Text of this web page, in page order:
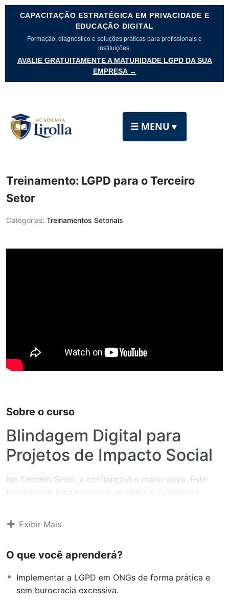
CAPACITAÇÃO ESTRATÉGICA EM PRIVACIDADE E
EDUCAÇÃO DIGITAL
Formação, diagnóstico e soluções práticas para profissionais e
instituições.
AVALIE GRATUITAMENTE A MATURIDADE LGPD DA SUA
EMPRESA →
☰ MENU ▼
Treinamento: LGPD para o Terceiro
Setor
Categorias: Treinamentos Setoriais
Sobre o curso
Blindagem Digital para
Projetos de Impacto Social
No Terceiro Setor, a confiança é o maior ativo. Este
treinamento foca em como as ONGs e Fundações
aprenderão:
Gestão de Doadores: Como coletar e armazenar
dados para captação de recursos com segurança.
Exibir Mais
O que você aprenderá?
Implementar a LGPD em ONGs de forma prática e
sem burocracia excessiva.